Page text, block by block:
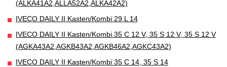
(ALKA41A2,ALLA52A2,ALKA42A2)
IVECO DAILY II Kasten/Kombi 29 L 14
IVECO DAILY II Kasten/Kombi 35 C 12 V, 35 S 12 V, 35 S 12 V
(AGKA43A2,AGKB43A2,AGKB46A2,AGKC43A2)
IVECO DAILY II Kasten/Kombi 35 C 14, 35 S 14